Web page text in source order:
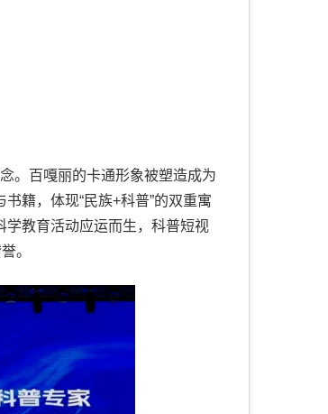
。百嘎丽的卡通形象被塑造成为
籍，体现“民族+科普”的双重寓
学教育活动应运而生，科普短视
。